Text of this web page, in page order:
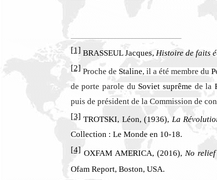
[1] BRASSEUL Jacques, Histoire de faits
[2] Proche de Staline, il a été membre du
de porte parole du Soviet suprême de la
puis de président de la Commission de
[3] TROTSKI, Léon, (1936),La
Collection : Le Monde en 10-18.
[4] OXFAM AMERICA, (2016),No
Ofam Report, Boston, USA.